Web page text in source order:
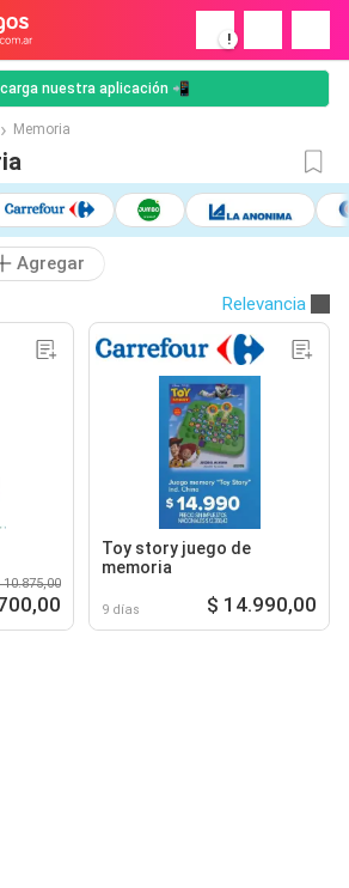
!
nuestra aplicación 📲
Memoria
Agregar
Relevancia
10.875,00
Toy story juego de
memoria
9 días $ 14.990,00